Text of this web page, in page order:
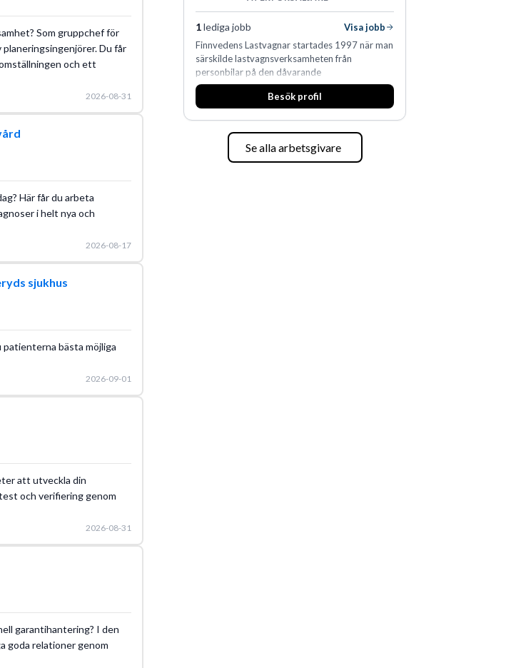
Som gruppchef för
Du får
och ett
2026-08-31
Här får du arbeta
i helt nya och
2026-08-17
sjukhus
patienterna bästa möjliga
2026-09-01
att utveckla din
och verifiering genom
2026-08-31
garantihantering? I den
goda relationer genom
1lediga jobb
Visa jobb
Finnvedens Lastvagnar startades 1997 när man
särskilde lastvagnsverksamheten från
personbilar på den dåvarande
huvudanläggningen i Värnamo. Sedan dess har
man expanderat kraftigt genom ett antal
Lastvagnar och finns representerade på 20
orter i södra Sverige.
Besök profil
Se alla arbetsgivare